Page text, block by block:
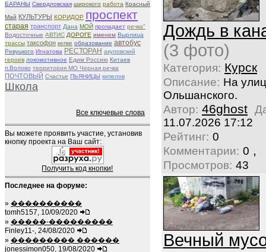
БАРАНЫ Свердловская широкого работа Красный
Май КУЛЬТУРЫ КОРИДОР проспект
старая транспорт Дана МОЙ пропадает речка"
Водосточные АВТИС ДОРОГЕ именем Вырлица
трассы таксофон кепке образование автобус
Ревуцкого Игнатова РЕСТОРАН акуловский
героев локомотивное Едим Россию Китаев
п.Волово территория МО Черная речка
ПОЧТОВЫЙ Счастье ПЬЯНИЦЫ кипелов
Школа
Все ключевые слова
Вы можете проявить участие, установив
кнопку проекта на Ваш сайт:
Получить код кнопки!
Последнее на форуме:
» ����������
tomh5157, 10/09/2020
» �����-���������
Finley11-, 24/08/2020
» ��������� ������
jonessimon050, 19/08/2020
Дождь в
(3 фото)
Категория: Курск
Описание: На
Ольшанского.
Автор: 46ghost
11.07.2026 17:12
Рейтинг: 0
Комментарии: 0 ,
Просмотров: 43
Вечный